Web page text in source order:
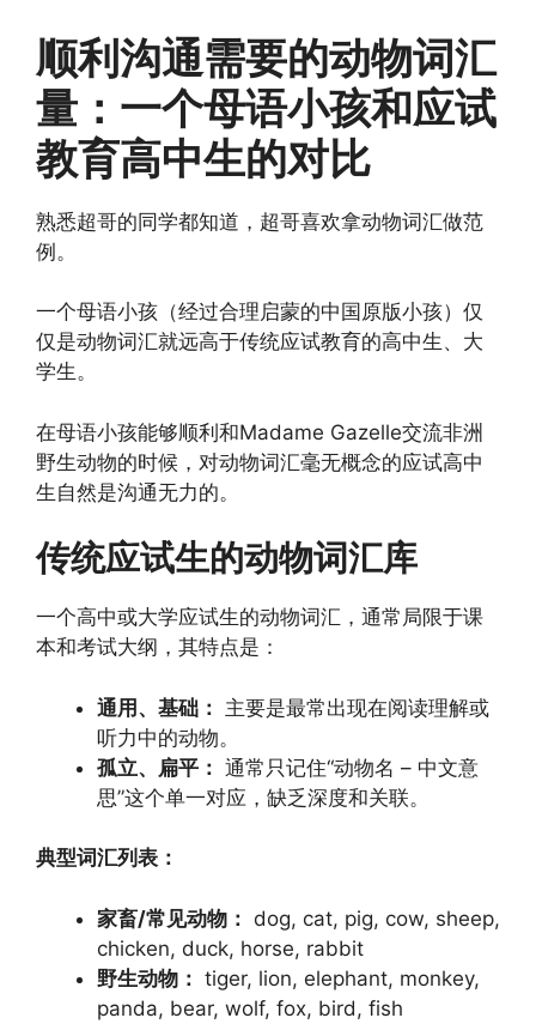
顺利沟通需要的动物词汇
量：一个母语小孩和应试
教育高中生的对比
熟悉超哥的同学都知道，超哥喜欢拿动物词汇做范
例。
一个母语小孩（经过合理启蒙的中国原版小孩）仅
仅是动物词汇就远高于传统应试教育的高中生、大
学生。
在母语小孩能够顺利和Madame Gazelle交流非洲
野生动物的时候，对动物词汇毫无概念的应试高中
生自然是沟通无力的。
传统应试生的动物词汇库
一个高中或大学应试生的动物词汇，通常局限于课
本和考试大纲，其特点是：
通用、基础： 主要是最常出现在阅读理解或
听力中的动物。
孤立、扁平： 通常只记住“动物名 – 中文意
思”这个单一对应，缺乏深度和关联。
典型词汇列表：
家畜/常见动物： dog, cat, pig, cow, sheep,
chicken, duck, horse, rabbit
野生动物： tiger, lion, elephant, monkey,
panda, bear, wolf, fox, bird, fish